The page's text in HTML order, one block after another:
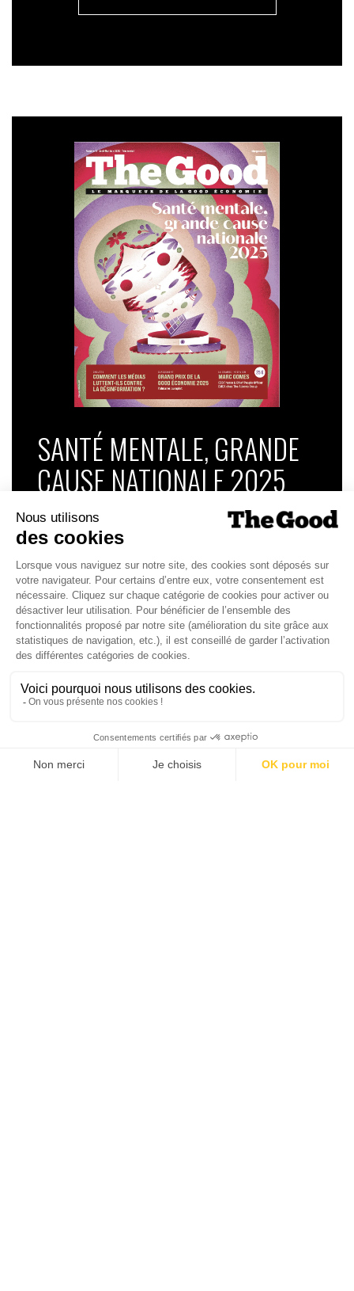
SANTÉ MENTALE, GRANDE
CAUSE NATIONALE 2025
Dans ce numéro, enquête : Comment les
médias luttent-ils contre la désinformation ? |
Palmarès complet du Grand Prix de la Good
Économie 2025 | La grande interview de Marc
Gomes, CEO France & Chief People Officer
EMEA chez The Adecco Group
J'ACHÈTE LE NUMÉRO
JE M'ABONNE 1 AN - 4 NUM.